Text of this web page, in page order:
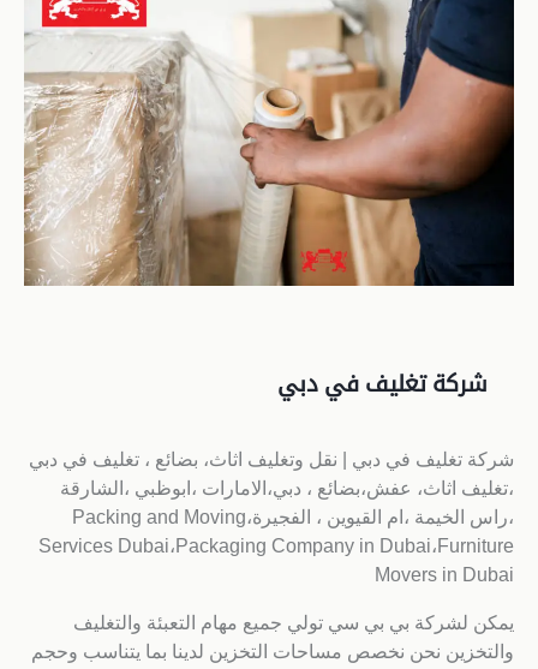
شركة تغليف في دبي
شركة تغليف في دبي | نقل وتغليف اثاث، بضائع ، تغليف في دبي
،تغليف اثاث، عفش،بضائع ، دبي،الامارات ،ابوظبي ،الشارقة
،راس الخيمة ،ام القيوين ، الفجيرة،Packing and Moving
Services Dubai،Packaging Company in Dubai،Furniture
Movers in Dubai
يمكن لشركة بي بي سي تولي جميع مهام التعبئة والتغليف
والتخزين نحن نخصص مساحات التخزين لدينا بما يتناسب وحجم